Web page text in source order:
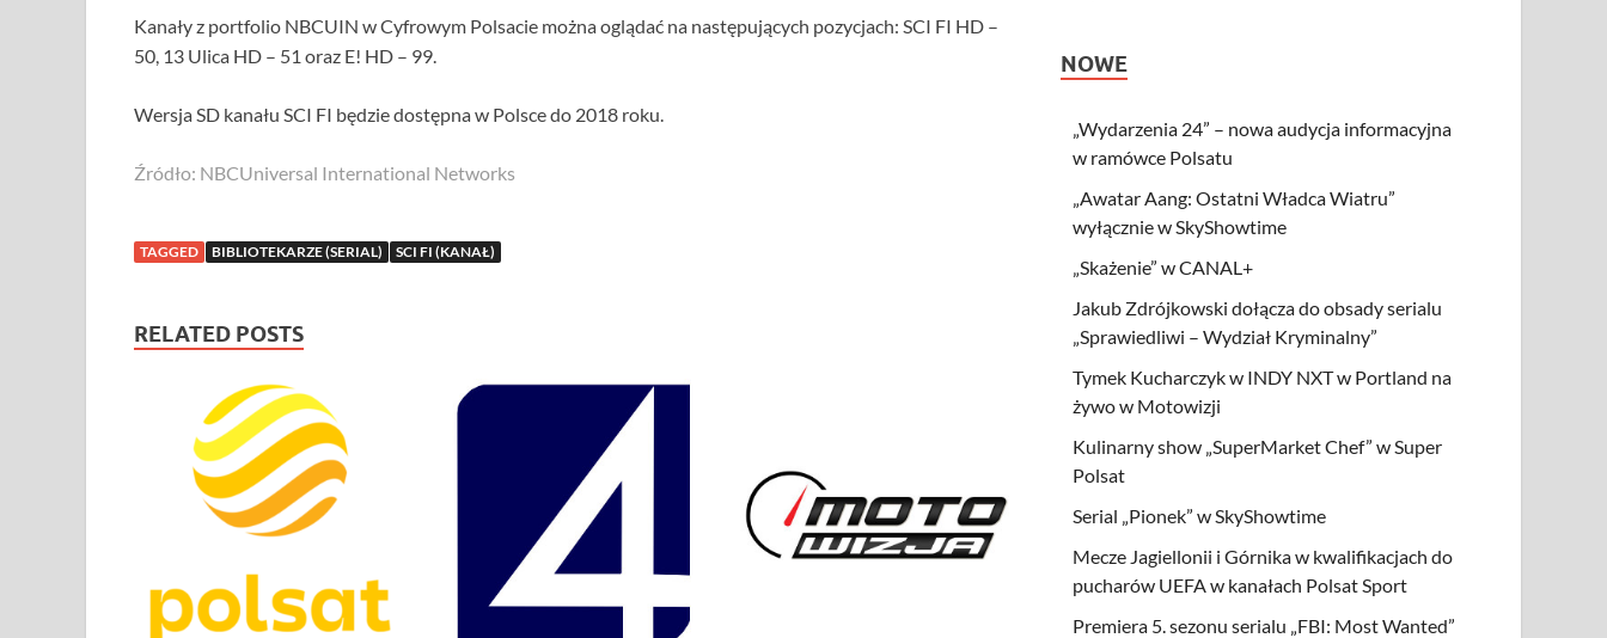
Kanały z portfolio NBCUIN w Cyfrowym Polsacie można oglądać na następujących pozycjach: SCI FI HD –
50, 13 Ulica HD – 51 oraz E! HD – 99.
Wersja SD kanału SCI FI będzie dostępna w Polsce do 2018 roku.
Źródło: NBCUniversal International Networks
TAGGED BIBLIOTEKARZE (SERIAL) SCI FI (KANAŁ)
RELATED POSTS
NOWE
„Wydarzenia 24” – nowa audycja informacyjna
w ramówce Polsatu
„Awatar Aang: Ostatni Władca Wiatru”
wyłącznie w SkyShowtime
„Skażenie” w CANAL+
Jakub Zdrójkowski dołącza do obsady serialu
„Sprawiedliwi – Wydział Kryminalny”
Tymek Kucharczyk w INDY NXT w Portland na
żywo w Motowizji
Kulinarny show „SuperMarket Chef” w Super
Polsat
Serial „Pionek” w SkyShowtime
Mecze Jagiellonii i Górnika w kwalifikacjach do
pucharów UEFA w kanałach Polsat Sport
Premiera 5. sezonu serialu „FBI: Most Wanted”